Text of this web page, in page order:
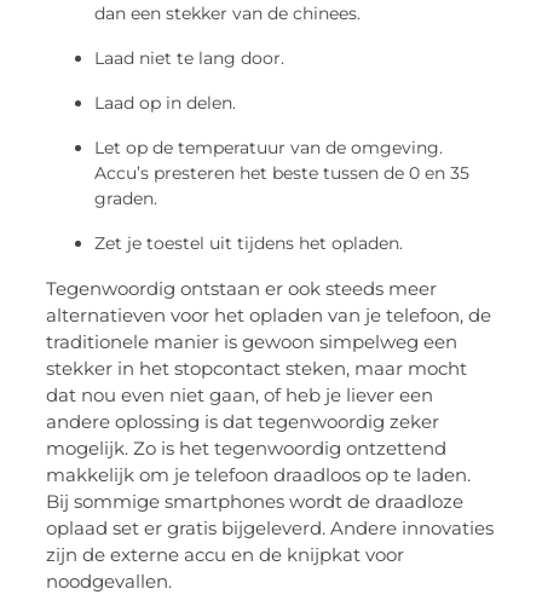
dan een stekker van de chinees.
Laad niet te lang door.
Laad op in delen.
Let op de temperatuur van de omgeving.
Accu’s presteren het beste tussen de 0 en 35
graden.
Zet je toestel uit tijdens het opladen.
Tegenwoordig ontstaan er ook steeds meer
alternatieven voor het opladen van je telefoon, de
traditionele manier is gewoon simpelweg een
stekker in het stopcontact steken, maar mocht
dat nou even niet gaan, of heb je liever een
andere oplossing is dat tegenwoordig zeker
mogelijk. Zo is het tegenwoordig ontzettend
makkelijk om je telefoon draadloos op te laden.
Bij sommige smartphones wordt de draadloze
oplaad set er gratis bijgeleverd. Andere innovaties
zijn de externe accu en de knijpkat voor
noodgevallen.